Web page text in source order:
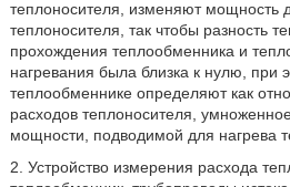
теплоносителя, изменяют мощность
теплоносителя, так чтобы разность
прохождения теплообменника и
нагревания была близка к нулю, при
теплообменнике определяют как
расходов теплоносителя,
мощности, подводимой для нагрева
2. Устройство измерения расхода